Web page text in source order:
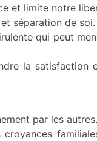
et limite notre
séparation de soi.
qui peut
la satisfaction
par les autres.